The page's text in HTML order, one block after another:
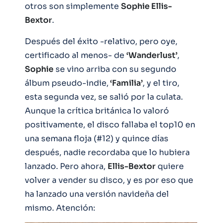
otros son simplemente Sophie Ellis-
Bextor.
Después del éxito -relativo, pero oye,
certificado al menos- de ‘Wanderlust’,
Sophiese vino arriba con su segundo
álbum pseudo-indie,‘Familia’, y el tiro,
esta segunda vez, se salió por la culata.
Aunque la crítica británica lo valoró
positivamente, el disco fallaba el top10 en
una semana floja (#12) y quince días
después, nadie recordaba que lo hubiera
lanzado. Pero ahora, Ellis-Bextorquiere
volver a vender su disco, y es por eso que
ha lanzado una versión navideña del
mismo. Atención: